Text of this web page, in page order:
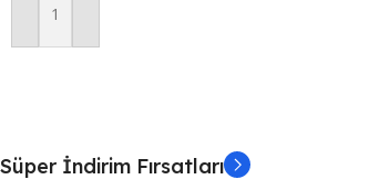
Sepete Ekle
Süper İndirim Fırsatları